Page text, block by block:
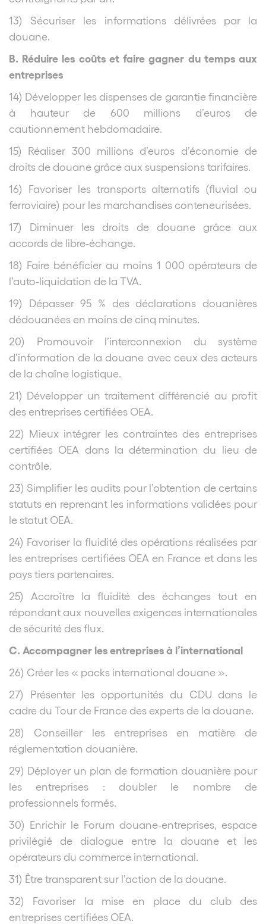
13) Sécuriser les informations délivrées par la
douane.
B. Réduire les coûts et faire gagner du temps aux
entreprises
14) Développer les dispenses de garantie financière
à hauteur de 600 millions d’euros de
cautionnement hebdomadaire.
15) Réaliser 300 millions d’euros d’économie de
droits de douane grâce aux suspensions tarifaires.
16) Favoriser les transports alternatifs (fluvial ou
ferroviaire) pour les marchandises conteneurisées.
17) Diminuer les droits de douane grâce aux
accords de libre-échange.
18) Faire bénéficier au moins 1 000 opérateurs de
l’auto-liquidation de la TVA.
19) Dépasser 95 % des déclarations douanières
dédouanées en moins de cinq minutes.
20) Promouvoir l’interconnexion du système
d’information de la douane avec ceux des acteurs
de la chaîne logistique.
21) Développer un traitement différencié au profit
des entreprises certifiées OEA.
22) Mieux intégrer les contraintes des entreprises
certifiées OEA dans la détermination du lieu de
contrôle.
23) Simplifier les audits pour l’obtention de certains
statuts en reprenant les informations validées pour
le statut OEA.
24) Favoriser la fluidité des opérations réalisées par
les entreprises certifiées OEA en France et dans les
pays tiers partenaires.
25) Accroître la fluidité des échanges tout en
répondant aux nouvelles exigences internationales
de sécurité des flux.
C. Accompagner les entreprises à l’international
26) Créer les « packs international douane ».
27) Présenter les opportunités du CDU dans le
cadre du Tour de France des experts de la douane.
28) Conseiller les entreprises en matière de
réglementation douanière.
29) Déployer un plan de formation douanière pour
les entreprises : doubler le nombre de
professionnels formés.
30) Enrichir le Forum douane-entreprises, espace
privilégié de dialogue entre la douane et les
opérateurs du commerce international.
31) Être transparent sur l’action de la douane.
32) Favoriser la mise en place du club des
entreprises certifiées OEA.